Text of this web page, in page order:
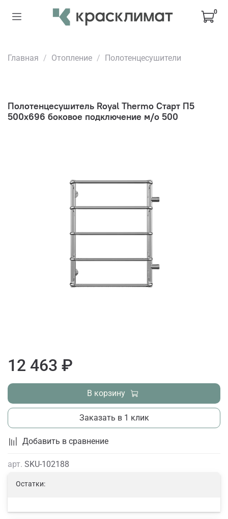
0
Главная Отопление Полотенцесушители
Полотенцесушитель Royal Thermo Старт П5
500х696 боковое подключение м/о 500
Добавить в сравнение
арт. SKU-102188
12 463 ₽
В корзину
Заказать в 1 клик
Остатки: